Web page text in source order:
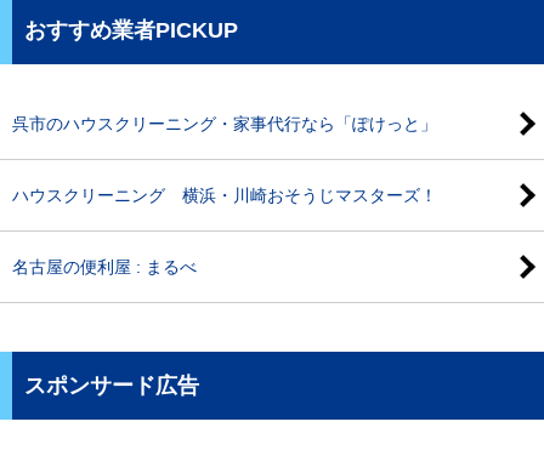
おすすめ業者PICKUP
呉市のハウスクリーニング・家事代行なら「ぽけっと」
ハウスクリーニング 横浜・川崎おそうじマスターズ！
名古屋の便利屋 : まるべ
スポンサード広告